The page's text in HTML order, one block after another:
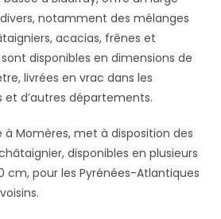
notamment des mélanges
acacias, frênes et
disponibles en dimensions de
livrées en vrac dans les
d’autres départements.
à Momères, met à disposition des
disponibles en plusieurs
cm, pour les Pyrénées-Atlantiques